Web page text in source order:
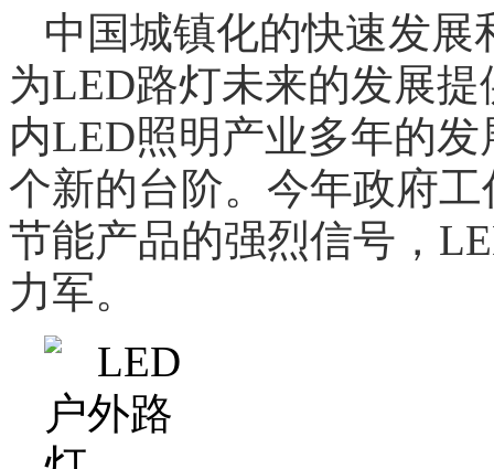
中国城镇化的快速发
为LED路灯未来的发展
内LED照明产业多年的
个新的台阶。今年政府
节能产品的强烈信号，
力军。